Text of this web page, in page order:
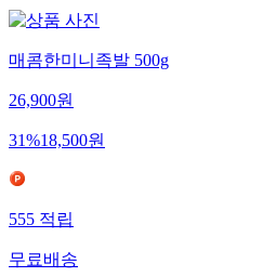
매콤한미니족발 500g
26,900원
31%18,500원
555적립
무료배송